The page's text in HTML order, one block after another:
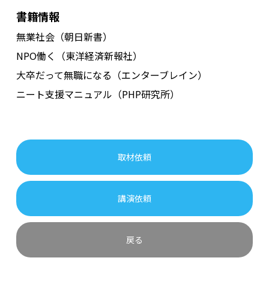
書籍情報
無業社会（朝日新書）
NPO働く（東洋経済新報社）
大卒だって無職になる（エンターブレイン）
ニート支援マニュアル（PHP研究所）
取材依頼
講演依頼
戻る